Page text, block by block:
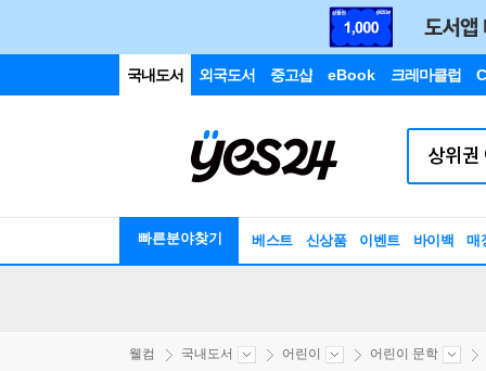
국내도서 외국도서 중고샵 eBook 크레마클럽
빠른분야찾기 베스트 신상품 이벤트 바이백 매
웰컴 국내도서 어린이 어린이 문학